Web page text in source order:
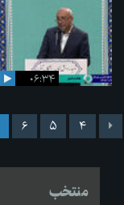
۰۶:۳۴
۴ ۵ ۶
منتخب